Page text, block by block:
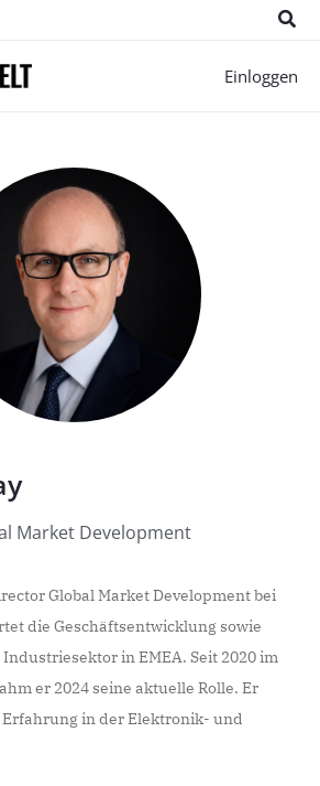
Einloggen
Market Development
Global Market Development bei
die Geschäftsentwicklung sowie
in EMEA. Seit 2020 im
er 2024 seine aktuelle Rolle. Er
in der Elektronik- und